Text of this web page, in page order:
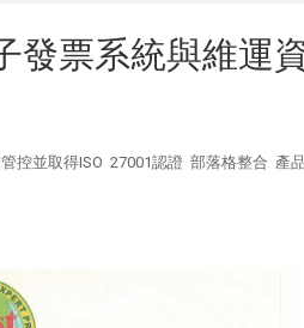
發票系統與維運
控並取得ISO 27001認證 部落格整合 產